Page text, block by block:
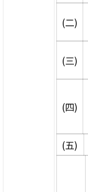
(二)
(三)
(四)
(五)